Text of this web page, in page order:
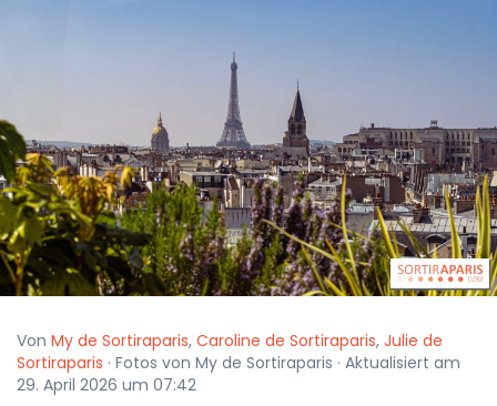
Von My de Sortiraparis, Caroline de Sortiraparis, Julie de
Sortiraparis · Fotos von My de Sortiraparis · Aktualisiert am
29. April 2026 um 07:42